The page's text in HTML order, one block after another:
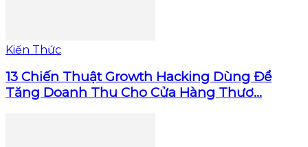
Kiến Thức
13 Chiến Thuật Growth Hacking Dùng Để
Tăng Doanh Thu Cho Cửa Hàng Thươ...